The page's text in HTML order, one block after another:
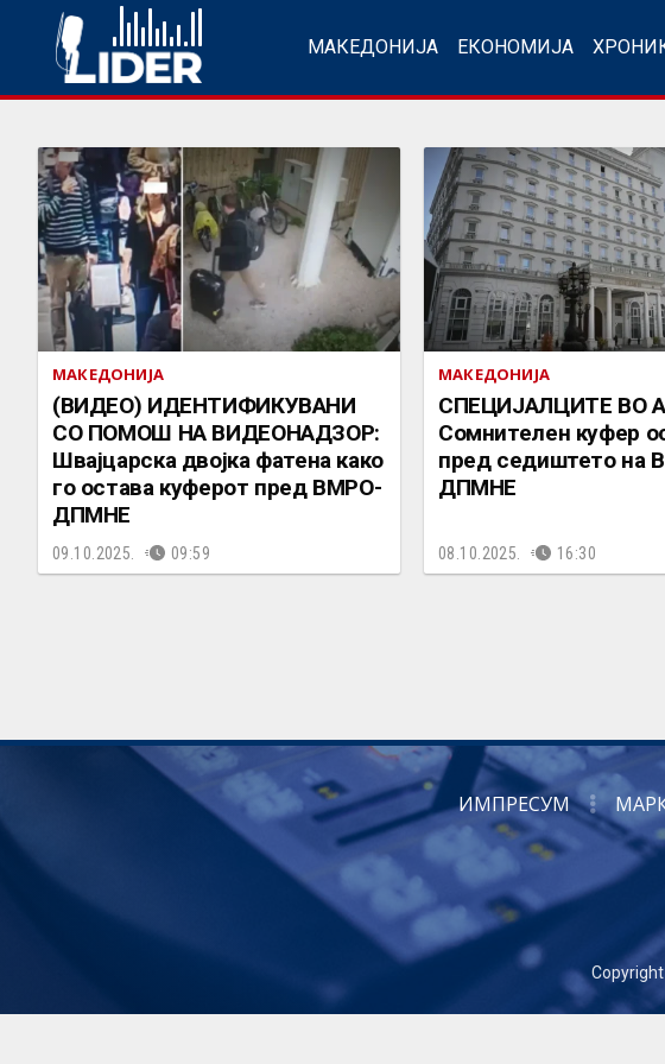
МАКЕДОНИЈА ЕКОНОМИЈА
МАКЕДОНИЈА
(ВИДЕО) ИДЕНТИФИКУВАНИ
СО ПОМОШ НА ВИДЕОНАДЗОР:
Швајцарска двојка фатена како
го остава куферот пред ВМРО-
ДПМНЕ
09.10.2025. 09:59
МАКЕДОНИЈА
СПЕЦИЈАЛЦИТЕ ВО
Сомнителен куфер
пред седиштето на
ДПМНЕ
08.10.2025. 16:30
ИМПРЕСУМ